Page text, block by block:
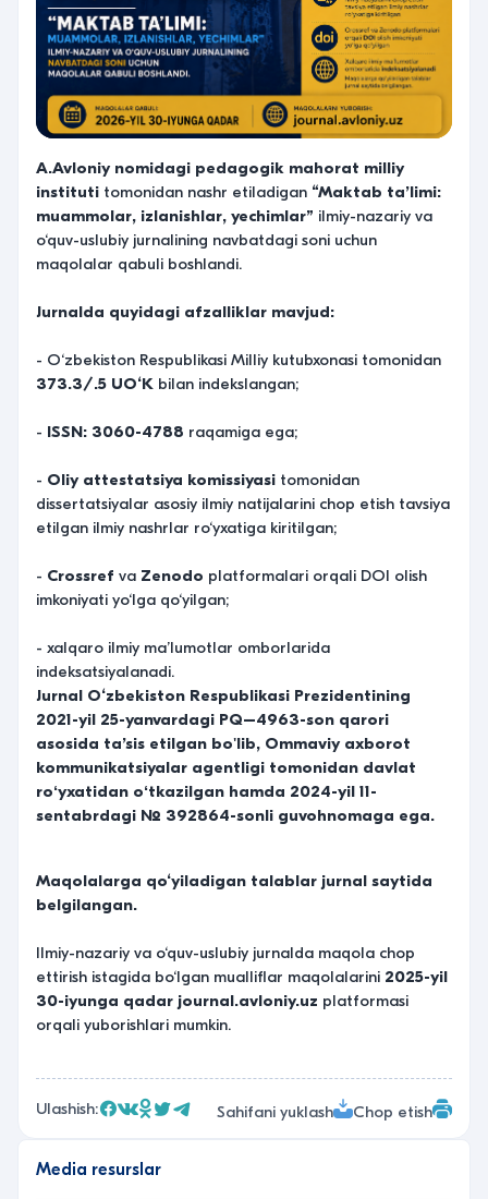
A.Avloniy nomidagi pedagogik mahorat milliy
instituti tomonidan nashr etiladigan “Maktab ta’limi:
muammolar, izlanishlar, yechimlar” ilmiy-nazariy va
o‘quv-uslubiy jurnalining navbatdagi soni uchun
maqolalar qabuli boshlandi.
Jurnalda quyidagi afzalliklar mavjud:
- O‘zbekiston Respublikasi Milliy kutubxonasi tomonidan
373.3/.5 UO‘K bilan indekslangan;
- ISSN: 3060-4788 raqamiga ega;
- Oliy attestatsiya komissiyasi tomonidan
dissertatsiyalar asosiy ilmiy natijalarini chop etish tavsiya
etilgan ilmiy nashrlar ro‘yxatiga kiritilgan;
- Crossref va Zenodo platformalari orqali DOI olish
imkoniyati yo‘lga qo‘yilgan;
- xalqaro ilmiy ma’lumotlar omborlarida
indeksatsiyalanadi.
Jurnal O‘zbekiston Respublikasi Prezidentining
2021-yil 25-yanvardagi PQ–4963-son qarori
asosida ta’sis etilgan bo'lib, Ommaviy axborot
kommunikatsiyalar agentligi tomonidan davlat
roʻyxatidan oʻtkazilgan hamda 2024-yil 11-
sentabrdagi № 392864-sonli guvohnomaga ega.
Maqolalarga qo‘yiladigan talablar jurnal saytida
belgilangan.
Ilmiy-nazariy va o‘quv-uslubiy jurnalda maqola chop
ettirish istagida bo‘lgan mualliflar maqolalarini 2025-yil
30-iyunga qadar journal.avloniy.uz platformasi
orqali yuborishlari mumkin.
Ulashish: Sahifani yuklash Chop etish
Media resurslar